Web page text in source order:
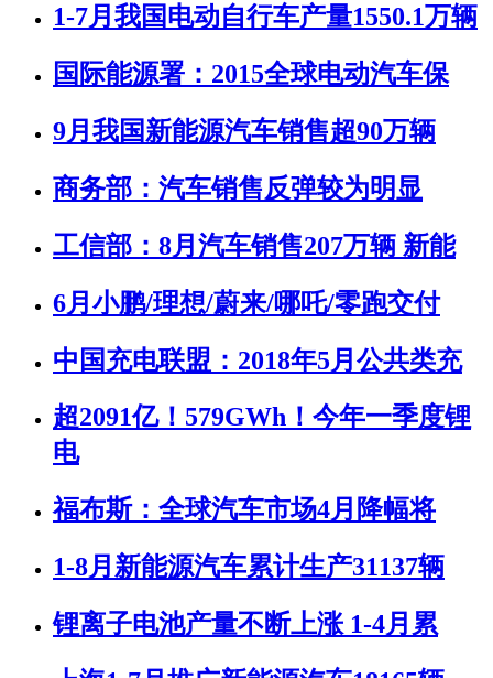
1-7月我国电动自行车产量1550.1万辆
国际能源署：2015全球电动汽车保
9月我国新能源汽车销售超90万辆
商务部：汽车销售反弹较为明显
工信部：8月汽车销售207万辆 新能
6月小鹏/理想/蔚来/哪吒/零跑交付
中国充电联盟：2018年5月公共类充
超2091亿！579GWh！今年一季度锂
电
福布斯：全球汽车市场4月降幅将
1-8月新能源汽车累计生产31137辆
锂离子电池产量不断上涨 1-4月累